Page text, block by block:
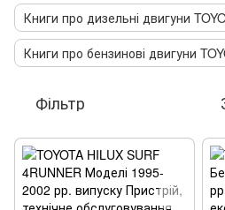
Книги про дизельні двигуни
Книги про бензинові двигуни
Фільтр